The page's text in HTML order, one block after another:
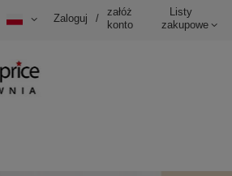
Zaloguj /
załóż
konto
Listy
zakupowe